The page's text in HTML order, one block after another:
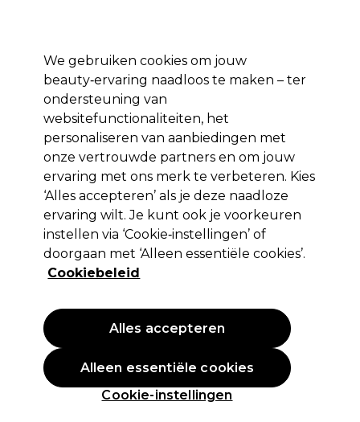
Aanmelden
Merken Deals 🌟 Haar Elektra Beauty
Volgende dag geleverd*
Na verzending, maandag t/m vrijdag
Wella Professionals
Wella Professionals Color Xpress – Vegan
Xpress Touch-up extra lichtblond
verhelderend 10/ 60 ml
19,55 €
32.58 € per 100ml
PROMOTIE
We gebruiken cookies om jouw
beauty‑ervaring naadloos te maken – ter
ondersteuning van
websitefunctionaliteiten, het
personaliseren van aanbiedingen met
onze vertrouwde partners en om jouw
ervaring met ons merk te verbeteren. Kies
‘Alles accepteren’ als je deze naadloze
ervaring wilt. Je kunt ook je voorkeuren
instellen via ‘Cookie‑instellingen’ of
doorgaan met ‘Alleen essentiële cookies’.
Cookiebeleid
Cookie-instellingen
Alleen essentiële cookies
Alles accepteren